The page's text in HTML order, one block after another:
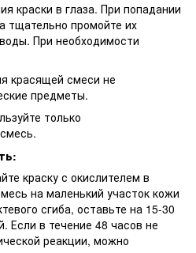
краски в глаза. При попадании
тщательно промойте их
При необходимости
красящей смеси не
предметы.
только
краску с окислителем в
на маленький участок кожи
сгиба, оставьте на 15-30
Если в течение 48 часов не
реакции, можно